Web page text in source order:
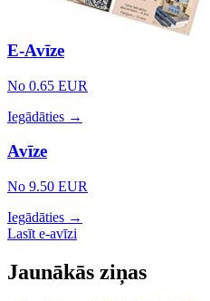
E-Avīze
No 0.65 EUR
Iegādāties →
Avīze
No 9.50 EUR
Iegādāties →
Lasīt e-avīzi
Jaunākās ziņas